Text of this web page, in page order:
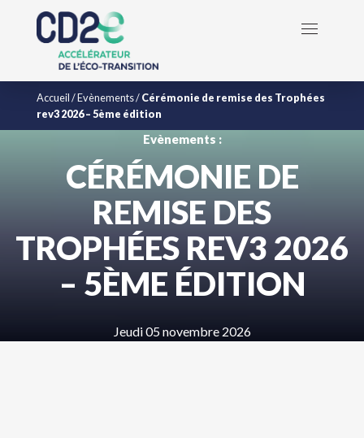
Accueil/Evènements/Cérémonie de remise des Trophées
rev3 2026 – 5ème édition
Evènements :
CÉRÉMONIE DE
REMISE DES
TROPHÉES REV3 2026
– 5ÈME ÉDITION
Jeudi 05 novembre 2026